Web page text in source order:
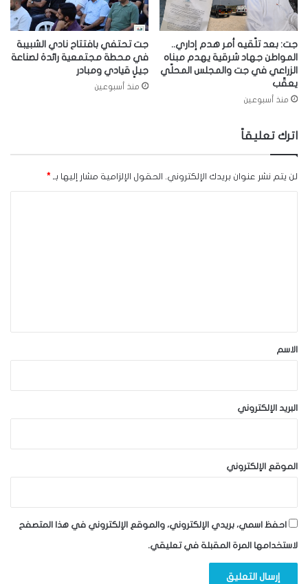
جت: بعد تلّقيه أمر هدم إداري..
المواطن جهاد شرقية يهدم مبناه
الزراعي في جت والمجلس المحلّي
يعقّب
منذ أسبوعين
جت تحتفي بافتتاح نادي الشبيبة
في محطة مجتمعية رائدة لصناعة
جيلٍ قيادي ومبادر
منذ أسبوعين
اترك تعليقاً
لن يتم نشر عنوان بريدك الإلكتروني. الحقول الإلزامية مشار إليها بـ *
*الاسم
البريد الإلكتروني
الموقع الإلكتروني
احفظ اسمي، بريدي الإلكتروني، والموقع الإلكتروني في هذا المتصفح
لاستخدامها المرة المقبلة في تعليقي.